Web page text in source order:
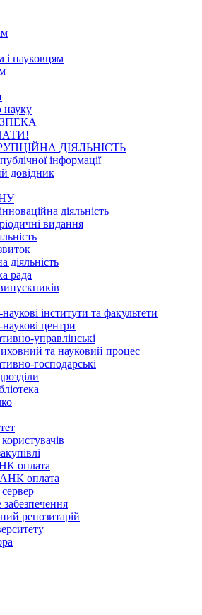
і науковцям
науку
ДІЯЛЬНІСТЬ
інформації
довідник
діяльність
видання
діяльність
рада
інститути та факультети
центри
управлінські
та науковий процес
господарські
оплата
оплата
репозитарій